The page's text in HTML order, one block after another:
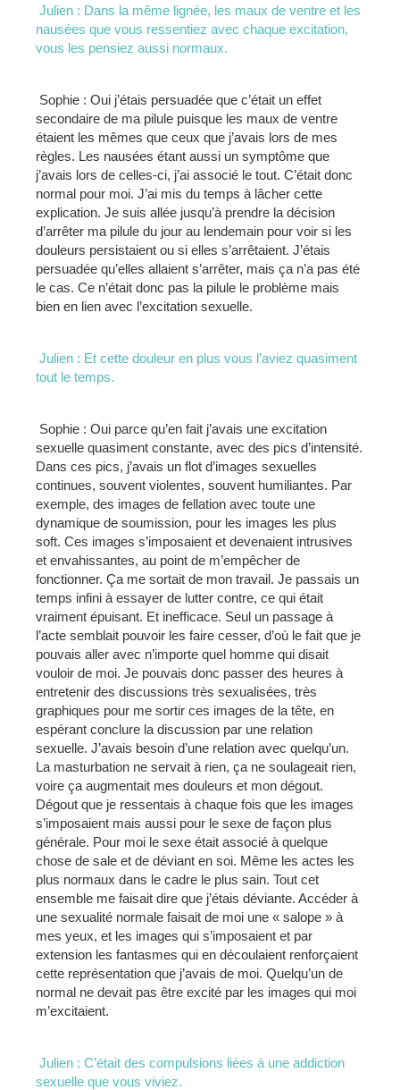
Julien : Dans la même lignée, les maux de ventre et les
nausées que vous ressentiez avec chaque excitation,
vous les pensiez aussi normaux.
Sophie : Oui j’étais persuadée que c’était un effet
secondaire de ma pilule puisque les maux de ventre
étaient les mêmes que ceux que j’avais lors de mes
règles. Les nausées étant aussi un symptôme que
j’avais lors de celles-ci, j’ai associé le tout. C’était donc
normal pour moi. J’ai mis du temps à lâcher cette
explication. Je suis allée jusqu’à prendre la décision
d’arrêter ma pilule du jour au lendemain pour voir si les
douleurs persistaient ou si elles s’arrêtaient. J’étais
persuadée qu’elles allaient s’arrêter, mais ça n’a pas été
le cas. Ce n’était donc pas la pilule le problème mais
bien en lien avec l’excitation sexuelle.
Julien : Et cette douleur en plus vous l’aviez quasiment
tout le temps.
Sophie : Oui parce qu’en fait j’avais une excitation
sexuelle quasiment constante, avec des pics d’intensité.
Dans ces pics, j’avais un flot d’images sexuelles
continues, souvent violentes, souvent humiliantes. Par
exemple, des images de fellation avec toute une
dynamique de soumission, pour les images les plus
soft. Ces images s’imposaient et devenaient intrusives
et envahissantes, au point de m’empêcher de
fonctionner. Ça me sortait de mon travail. Je passais un
temps infini à essayer de lutter contre, ce qui était
vraiment épuisant. Et inefficace. Seul un passage à
l’acte semblait pouvoir les faire cesser, d’où le fait que je
pouvais aller avec n’importe quel homme qui disait
vouloir de moi. Je pouvais donc passer des heures à
entretenir des discussions très sexualisées, très
graphiques pour me sortir ces images de la tête, en
espérant conclure la discussion par une relation
sexuelle. J’avais besoin d’une relation avec quelqu’un.
La masturbation ne servait à rien, ça ne soulageait rien,
voire ça augmentait mes douleurs et mon dégout.
Dégout que je ressentais à chaque fois que les images
s’imposaient mais aussi pour le sexe de façon plus
générale. Pour moi le sexe était associé à quelque
chose de sale et de déviant en soi. Même les actes les
plus normaux dans le cadre le plus sain. Tout cet
ensemble me faisait dire que j’étais déviante. Accéder à
une sexualité normale faisait de moi une « salope » à
mes yeux, et les images qui s’imposaient et par
extension les fantasmes qui en découlaient renforçaient
cette représentation que j’avais de moi. Quelqu’un de
normal ne devait pas être excité par les images qui moi
m’excitaient.
Julien : C’était des compulsions liées à une addiction
sexuelle que vous viviez.